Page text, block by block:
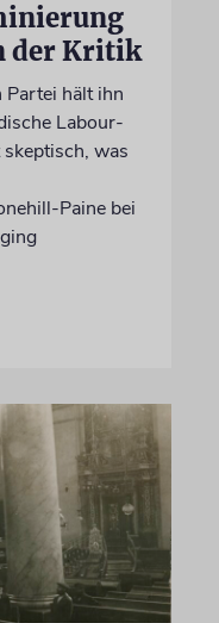
der Kritik
Partei hält ihn
Labour-
was
Paine bei